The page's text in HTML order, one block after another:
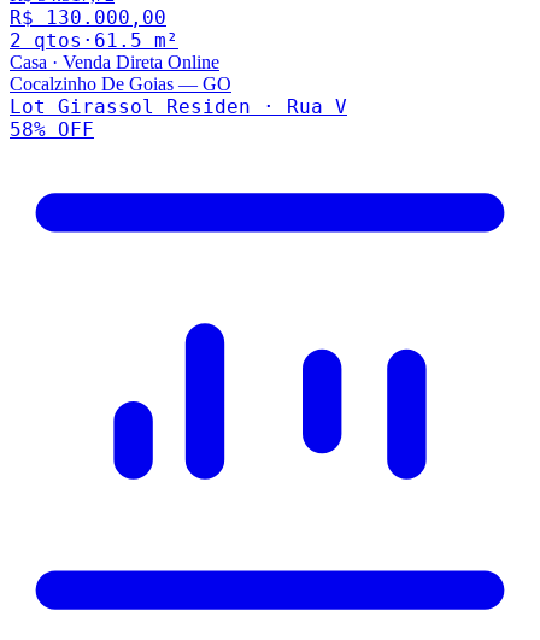
R$ 130.000,00
2 qtos · 61.5 m²
Casa · Venda Direta Online
Cocalzinho De Goias — GO
Lot Girassol Residen · Rua V
58% OFF